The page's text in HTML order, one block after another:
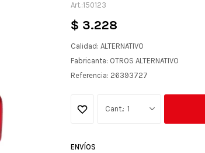
150123
$ 3.228
Calidad: ALTERNATIVO
Fabricante: OTROS ALTERNATIVO
Referencia: 26393727
1
ENVÍOS